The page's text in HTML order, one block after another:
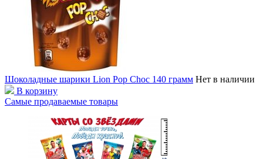
Шоколадные шарики Lion Pop Choc 140 грамм Нет в наличии
В корзину
Самые продаваемые товары